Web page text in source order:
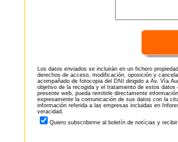
Los datos enviados se incluirán en un fichero
derechos de acceso, modificación, oposición y
acompañado de fotocopia del DNI dirigido a Av. Vía
objetivo de la recogida y el tratamiento de estos
presente web, pueda remitirle directamente
expresamente la comunicación de sus datos con la
información referida a las empresas incluidas en
veracidad.
Quiero subscribirme al boletín de notícias y